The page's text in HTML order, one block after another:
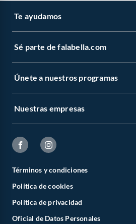
Te ayudamos
Sé parte de falabella.com
Únete a nuestros programas
Nuestras empresas
Términos y condiciones
Política de cookies
Política de privacidad
Oficial de Datos Personales